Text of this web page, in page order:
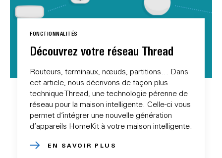
FONCTIONNALITÉS
Découvrez votre réseau Thread
Routeurs, terminaux, nœuds, partitions... Dans
cet article, nous décrivons de façon plus
technique Thread, une technologie pérenne de
réseau pour la maison intelligente. Celle-ci vous
permet d’intégrer une nouvelle génération
d’appareils HomeKit à votre maison intelligente.
EN SAVOIR PLUS